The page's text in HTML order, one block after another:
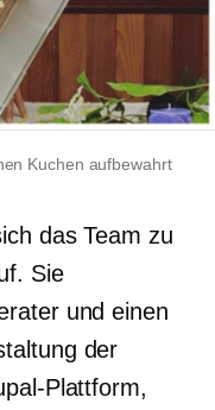
Kuchen aufbewahrt
das Team zu
Sie
und einen
der
Plattform,